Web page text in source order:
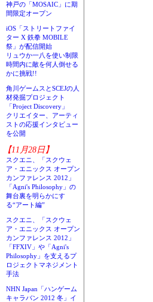
神戸の「MOSAIC」に期
間限定オープン
iOS「ストリートファイ
ター X 鉄拳 MOBILE
祭」が配信開始
リュウか一八を使い制限
時間内に敵を何人倒せる
かに挑戦!!
角川ゲームスとSCEJの人
材発掘プロジェクト
「Project Discovery」
クリエイター、アーティ
ストの応援インタビュー
を公開
【11月28日】
スクエニ、「スクウェ
ア・エニックス オープン
カンファレンス 2012」
「Agni's Philosophy」の
舞台裏を明らかにす
る“アート編”
スクエニ、「スクウェ
ア・エニックス オープン
カンファレンス 2012」
「FFXIV」や「Agni's
Philosophy」を支えるプ
ロジェクトマネジメント
手法
NHN Japan「ハンゲーム
キャラバン 2012 冬」イ